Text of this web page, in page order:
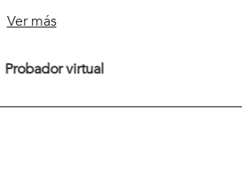
Comprar
Ver más
Probador virtual